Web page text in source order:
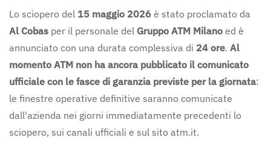
Lo sciopero del 15 maggio 2026 è stato proclamato da
Al Cobas per il personale del Gruppo ATM Milano ed è
annunciato con una durata complessiva di 24 ore. Al
momento ATM non ha ancora pubblicato il comunicato
ufficiale con le fasce di garanzia previste per la giornata:
le finestre operative definitive saranno comunicate
dall'azienda nei giorni immediatamente precedenti lo
sciopero, sui canali ufficiali e sul sito atm.it.